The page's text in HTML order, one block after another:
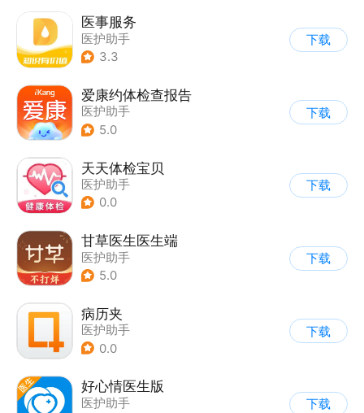
医事服务
医护助手
3.3
下载
爱康约体检查报告
医护助手
5.0
下载
天天体检宝贝
医护助手
0.0
下载
甘草医生医生端
医护助手
5.0
下载
病历夹
医护助手
0.0
下载
好心情医生版
医护助手
下载